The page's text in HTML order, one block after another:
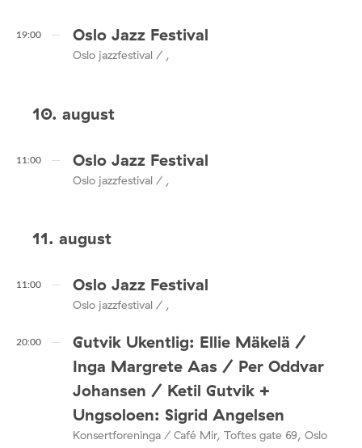
19:00 Oslo Jazz Festival
Oslo jazzfestival / ,
10. august
11:00 Oslo Jazz Festival
Oslo jazzfestival / ,
11. august
11:00 Oslo Jazz Festival
Oslo jazzfestival / ,
20:00
Gutvik Ukentlig: Ellie Mäkelä /
Inga Margrete Aas / Per Oddvar
Johansen / Ketil Gutvik +
Ungsoloen: Sigrid Angelsen
Konsertforeninga / Café Mir, Toftes gate 69, Oslo